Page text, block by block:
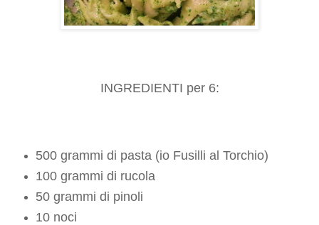
INGREDIENTI per 6:
500 grammi di pasta (io Fusilli al Torchio)
100 grammi di rucola
50 grammi di pinoli
10 noci